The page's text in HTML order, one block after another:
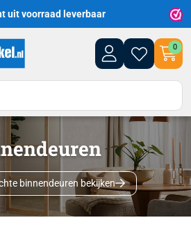
uit voorraad leverbaar
0
binnendeuren bekijken